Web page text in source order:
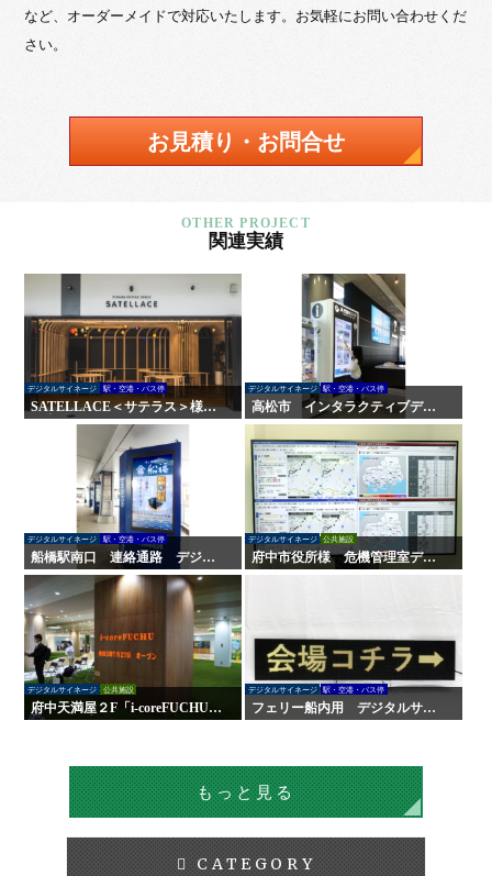
など、オーダーメイドで対応いたします。お気軽にお問い合わせくだ
さい。
お見積り・お問合せ
関連実績
デジタルサイネージ 駅・空港・バス停
SATELLACE＜サテラス＞様
屋内外サイン・デジタルサイネ
デジタルサイネージ 駅・空港・バス停
高松市 インタラクティブデジ
タルサイネージ
デジタルサイネージ 駅・空港・バス停
船橋駅南口 連絡通路 デジタ
ルサイネージ
デジタルサイネージ 公共施設
府中市役所様 危機管理室デジ
タルサイネージ
デジタルサイネージ 公共施設
府中天満屋２F「i-coreFUCHU」
様 LED木目ウォール 他
デジタルサイネージ 駅・空港・バス停
フェリー船内用 デジタルサイ
ネージ
もっと見る
CATEGORY